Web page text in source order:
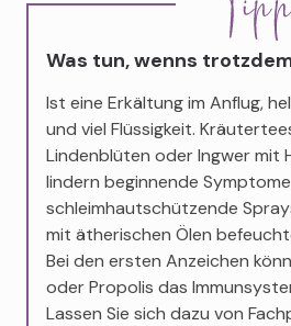
Was tun, wenns
Ist eine Erkältung im Anflug,
und viel Flüssigkeit.
Lindenblüten oder Ingwer mit
lindern beginnende
schleimhautschützende
mit ätherischen Ölen
Bei den ersten Anzeichen
oder Propolis das
Lassen Sie sich dazu von